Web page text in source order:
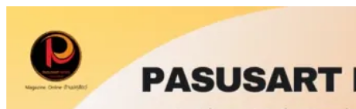
content